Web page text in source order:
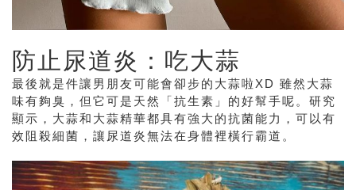
防止尿道炎：吃大蒜
最後就是件讓男朋友可能會卻步的大蒜啦XD 雖然大蒜
味有夠臭，但它可是天然「抗生素」的好幫手呢。研究
顯示，大蒜和大蒜精華都具有強大的抗菌能力，可以有
效阻殺細菌，讓尿道炎無法在身體裡橫行霸道。